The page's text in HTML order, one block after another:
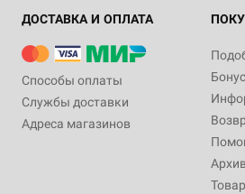
ДОСТАВКА И ОПЛАТА
Способы оплаты
Службы доставки
Адреса магазинов